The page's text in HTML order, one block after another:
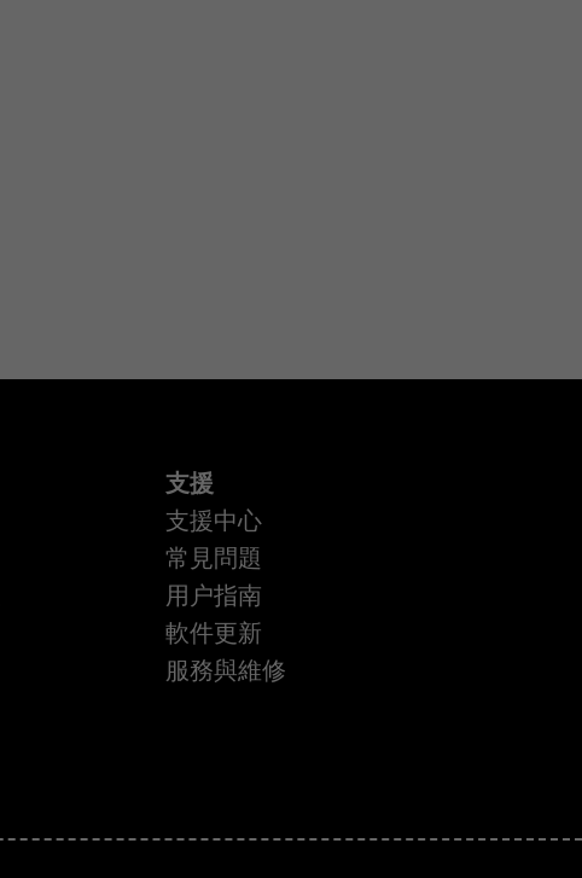
支援
支援中心
常見問題
用户指南
軟件更新
服務與維修